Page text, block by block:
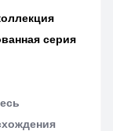
серия